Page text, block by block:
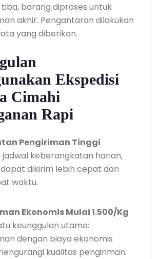
barang diproses untuk
akhir. Pengantaran dilakukan
yang diberikan.
Ekspedisi
Cimahi
Rapi
Pengiriman Tinggi
jadwal keberangkatan harian,
dikirim lebih cepat dan
waktu.
Ekonomis Mulai 1.500/Kg
keunggulan utama:
dengan biaya ekonomis
kualitas pengiriman.